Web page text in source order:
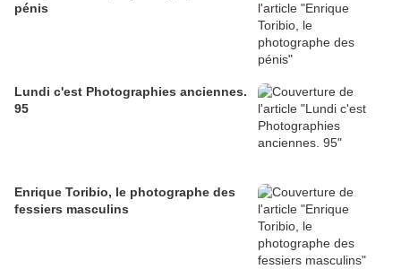
pénis
Lundi c'est Photographies anciennes.
95
Enrique Toribio, le photographe des
fessiers masculins